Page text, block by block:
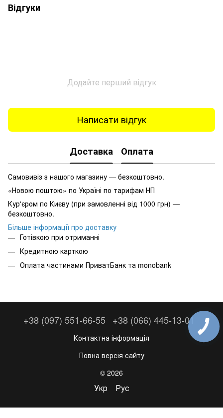
Відгуки
Додайте перший відгук
Написати відгук
Доставка Оплата
Самовивіз з нашого магазину — безкоштовно.
«Новою поштою» по Україні по тарифам НП
Кур'єром по Києву (при замовленні від 1000 грн) —
безкоштовно.
Більше інформації про доставку
Готівкою при отриманні
Кредитною карткою
Оплата частинами ПриватБанк та monobank
+38 (097) 551-66-55 +38 (066) 445-13-01
Контактна інформація
Повна версія сайту
© 2026
Укр Рус